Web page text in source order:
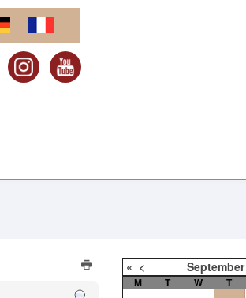
« < September
M T W T